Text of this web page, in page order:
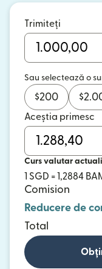
Trimiteți
Sau selectează o
$200 $
Aceștia primesc
Curs valutar
1 SGD = 1,2884
Comision
Reducere de
Total